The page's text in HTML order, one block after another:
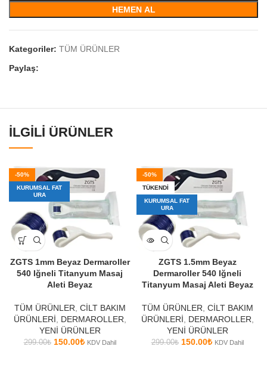
HEMEN AL
Kategoriler: TÜM ÜRÜNLER
Paylaş:
İLGILI ÜRÜNLER
-50%
KURUMSAL FAT
URA
ZGTS 1mm Beyaz Dermaroller
540 Iğneli Titanyum Masaj
Aleti Beyaz
TÜM ÜRÜNLER CİLT BAKIM
ÜRÜNLERİ
DERMAROLLER
YENİ ÜRÜNLER
299.00₺ 150.00₺ KDV Dahil
-50%
TÜKENDI
KURUMSAL FAT
URA
ZGTS 1.5mm Beyaz
Dermaroller 540 Iğneli
Titanyum Masaj Aleti Beyaz
TÜM ÜRÜNLER CİLT BAKIM
ÜRÜNLERİ
DERMAROLLER
YENİ ÜRÜNLER
299.00₺ 150.00₺ KDV Dahil